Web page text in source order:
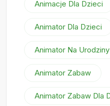
Animacje Dla Dzieci
Animator Dla Dzieci
Animator Na Urodziny
Animator Zabaw
Animator Zabaw Dla